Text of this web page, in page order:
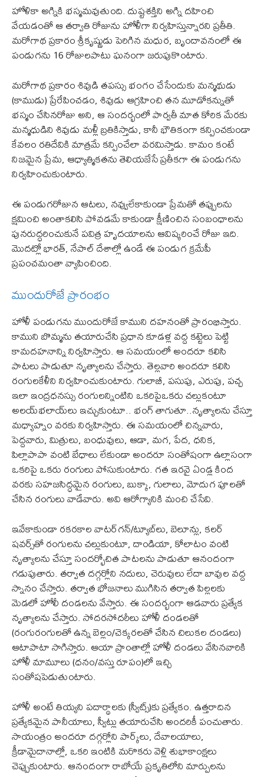
హోళికా అగ్నికి భస్మమవుతుంది. దుష్టశక్తిని అగ్ని దహించి
వేయడంతో ఆ తర్వాతి రోజును హోళీగా నిర్వహిస్తున్నారని ప్రతీతి.
మరోగాథ ప్రకారం శ్రీకృష్ణుడు పెరిగిన మధుర, బృందావనంలో ఈ
పండుగను 16 రోజులపాటు ఘనంగా జరుపుకొంటారు.
మరోగాథ ప్రకారం శివుడి తపస్సు భంగం చేసేందుకు మన్మథుడు
(కాముడు) ప్రేరేపించడం, శివుడు ఆగ్రహించి తన మూడోకన్నుతో
భస్మం చేసినరోజు అని, ఆ సందర్భంలో పార్వతీ మాత కోరిక మేరకు
మన్మధుడిని శివుడు మళ్లీ బ్రతికిస్తాడు, కానీ భౌతికంగా కన్పించకుండా
కేవలం రతిదేవికి మాత్రమే కన్పించేలా వరమిస్తాడు. కామం కంటే
నిజమైన ప్రేమ, ఆధ్యాత్మికతను తెలియజేసే ప్రతీకగా ఈ పండుగను
నిర్వహించుకుంటారు.
ఈ పండుగరోజున ఆటలు, నవ్వులేకాకుండా ప్రేమతో తప్పులను
క్షమించి అంతాకలిసి పోవడమే కాకుండా క్షీణించిన సంబంధాలను
పునరుద్ధరించుకునే పవిత్ర హృదయాలను ఆవిష్కరించే రోజు ఇది.
మొదట్లో భారత్, నేపాల్ దేశాల్లో ఉండే ఈ పండుగ క్రమేపీ
ప్రపంచమంతా వ్యాపించింది.
ముందురోజే ప్రారంభం
హోళీ పండుగను ముందురోజే కాముని దహనంతో ప్రారంభిస్తారు.
కాముని బొమ్మను తయారుచేసి ప్రధాన కూడళ్ల వద్ద కట్టెలు పెట్టి
కామదహనాన్ని నిర్వహిస్తారు. ఆ సమయంలో అందరూ కలిసి
పాటలు పాడుతూ నృత్యాలను చేస్తారు. తెల్లవారి అందరూ కలిసి
రంగులకేళీని నిర్వహించుకుంటారు. గులాబీ, పసుపు, ఎరుపు, పచ్చ
ఇలా ఇంద్రధనస్సు రంగులన్నింటిని ఒకరిపైఒకరు చల్లుకంటూ
అలయ్‌భలాయ్‌లు ఇచ్చుకుంటూ.. భంగ్ తాగుతూ..నృత్యాలను చేస్తూ
మధ్యాహ్నం వరకు నిర్వహిస్తారు. ఈ సమయంలో చిన్నవారు,
పెద్దవారు, మిత్రులు, బంధువులు, ఆడా, మగ, పేద, ధనిక,
పిల్లాపాపా వంటి బేధాలు లేకుండా అందరూ సంతోషంగా ఉల్లాసంగా
ఒకరిపై ఒకరు రంగులు పోసుకుంటారు. గత ఇరవై ఏండ్ల కింద
వరకు సహజసిద్ధమైన రంగులు, బుక్కా, గులాలు, మోదుగ పూలతో
చేసిన రంగులు వాడేవారు. అవి ఆరోగ్యానికి మంచి చేసేవి.
ఇవేకాకుండా రకరకాల వాటర్‌గన్/ట్యూబ్‌లు, బెలూన్లు, కలర్
షవర్స్‌తో రంగులను చల్లుకుంటూ, దాండియా, కోలాటం వంటి
నృత్యాలను చేస్తూ సందర్భోచిత పాటలను పాడుతూ ఆనందంగా
గడుపుతారు. తర్వాత దగ్గర్లోని నదులు, చెరువులు లేదా బావుల వద్ద
స్నానం చేస్తారు. తర్వాత భోజనాలు ముగిసిన తర్వాత పిల్లలకు
మెడలో హోలీ దండలను వేస్తారు. ఈ సందర్భంగా ఆడవారు ప్రత్యేక
నృత్యాలను చేస్తారు. సోదరసోదరీలు హోళీ దండలతో
(రంగురంగులతో ఉన్న బెల్లం/చెక్కరలతో చేసిన చిలుకల దండలు)
ఆటాపాటా సాగిస్తారు. ఆయా ప్రాంతాల్లో హోళీ దండలు వేసినవారికి
హోళీ మామూలు (ధనం/వస్తు రూపం)లో ఇచ్చి
సంతోషపెడుతుంటారు.
హోళీ అంటే తియ్యని పదార్థాలకు (స్వీట్స్)కు ప్రత్యేకం. ఉత్తరాదిన
ప్రత్యేకమైన పానీయాలు, స్వీట్లు తయారుచేసి అందరికీ పంచుతారు.
సాయంత్రం అందరూ దగ్గర్లోని పార్క్‌లు, దేవాలయాలు,
క్రీడామైదానాల్లో, ఒకరి ఇంటికి మరొకరు వెళ్లి శుభాకాంక్షలు
చెప్పుకుంటారు. ఆనందంగా రాబోయే ప్రకృతిలోని మార్పులను